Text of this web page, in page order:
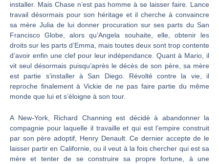
installer. Mais Chase n’est pas homme à se laisser faire. Lance
travail désormais pour son héritage et il cherche à convaincre
sa mère Julia de lui donner procuration sur ses parts du San
Francisco Globe, alors qu’Angela souhaite, elle, obtenir les
droits sur les parts d’Emma, mais toutes deux sont trop contente
d’avoir enfin une clef pour leur indépendance. Quant à Mario, il
vit seul désormais puisqu’après le décès de son père, sa mère
est partie s’installer à San Diego. Révolté contre la vie, il
reproche finalement à Vickie de ne pas faire partie du même
monde que lui et s’éloigne à son tour.
A New-York, Richard Channing est décidé à abandonner la
compagnie pour laquelle il travaille et qui est l’empire construit
par son père adoptif, Henry Denault. Ce dernier accepte de le
laisser partir en Californie, ou il veut à la fois chercher qui est sa
mère et tenter de se construire sa propre fortune, à une